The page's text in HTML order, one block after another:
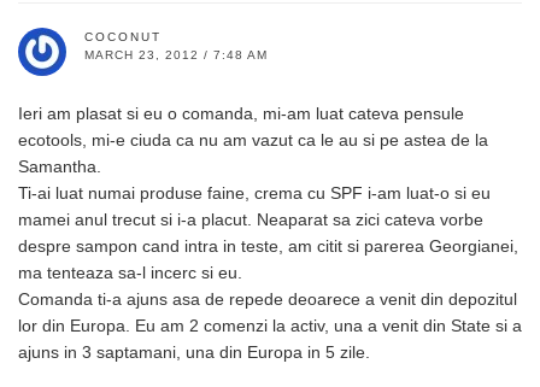
COCONUT
MARCH 23, 2012 / 7:48 AM
Ieri am plasat si eu o comanda, mi-am luat cateva pensule
ecotools, mi-e ciuda ca nu am vazut ca le au si pe astea de la
Samantha.
Ti-ai luat numai produse faine, crema cu SPF i-am luat-o si eu
mamei anul trecut si i-a placut. Neaparat sa zici cateva vorbe
despre sampon cand intra in teste, am citit si parerea Georgianei,
ma tenteaza sa-l incerc si eu.
Comanda ti-a ajuns asa de repede deoarece a venit din depozitul
lor din Europa. Eu am 2 comenzi la activ, una a venit din State si a
ajuns in 3 saptamani, una din Europa in 5 zile.